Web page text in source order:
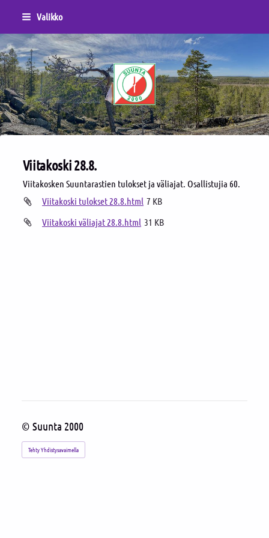
Siirry
sivun
sisältöön
Valikko
Sivuston etusivulle
Viitakoski 28.8.
Viitakosken Suuntarastien tulokset ja väliajat. Osallistujia 60.
Viitakoski tulokset 28.8.html 7 KB
Viitakoski väliajat 28.8.html 31 KB
© Suunta 2000
Tehty Yhdistysavaimella